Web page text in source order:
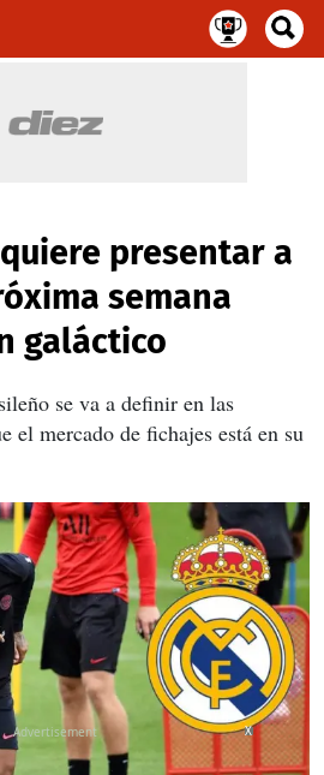
presentar a
semana
galáctico
se va a definir en las
el mercado de fichajes está en su
X